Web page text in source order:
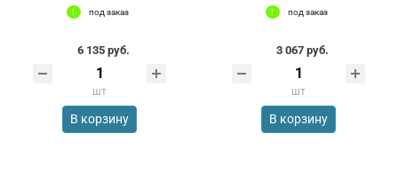
под заказ
6 135 руб.
шт
В корзину
под заказ
3 067 руб.
шт
В корзину